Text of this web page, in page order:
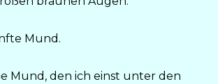
Mund.
Mund, den ich einst unter den